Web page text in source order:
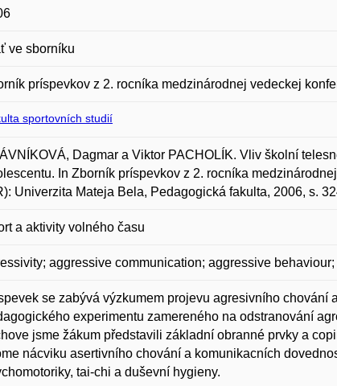
ve sborníku
príspevkov z 2. rocníka medzinárodnej vedeckej
sportovních studií
Dagmar a Viktor PACHOLÍK. Vliv školní
In Zborník príspevkov z 2. rocníka
Univerzita Mateja Bela, Pedagogická fakulta, 2006, s.
a aktivity volného času
aggressive communication; aggressive
se zabývá výzkumem projevu agresivního chování
experimentu zamereného na odstranování
jsme žákum představili základní obranné prvky a
nácviku asertivního chování a komunikacních
tai-chi a duševní hygieny.